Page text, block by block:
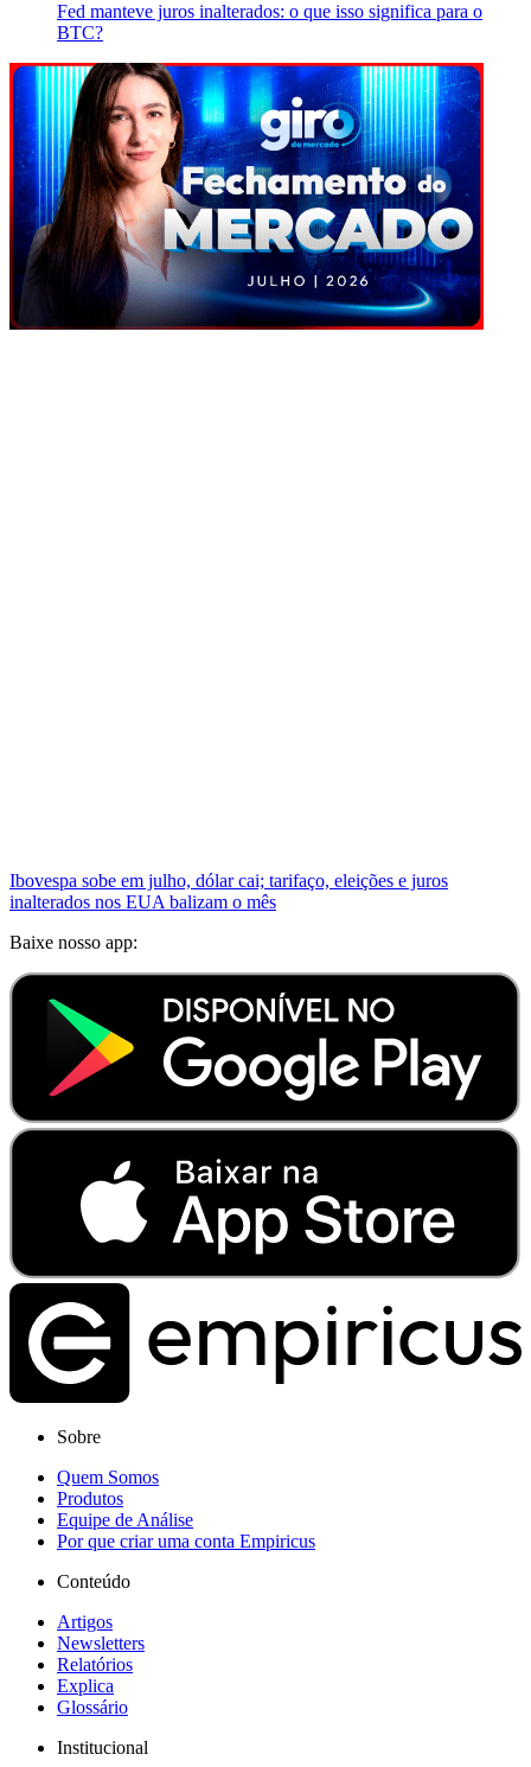
Fed manteve juros inalterados: o que isso significa para o
BTC?
Ibovespa sobe em julho, dólar cai; tarifaço, eleições e juros
inalterados nos EUA balizam o mês
Baixe nosso app:
Sobre
Quem Somos
Produtos
Equipe de Análise
Por que criar uma conta Empiricus
Conteúdo
Artigos
Newsletters
Relatórios
Explica
Glossário
Institucional